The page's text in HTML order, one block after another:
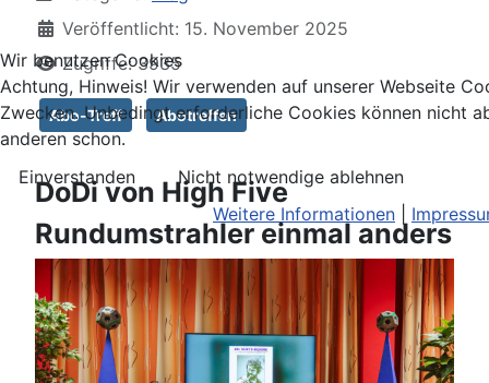
Veröffentlicht: 15. November 2025
Zugriffe: 3935
Abo-Treff Abotreffen
DoDi von High Five
Rundumstrahler einmal anders
Wir benutzen Cookies
Achtung, Hinweis! Wir verwenden auf unserer Webseite
Zwecken. Unbedingt erforderliche Cookies können nicht
anderen schon.
Einverstanden
Nicht notwendige ablehnen
Weitere Informationen